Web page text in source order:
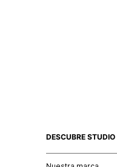
DESCUBRE STUDIO